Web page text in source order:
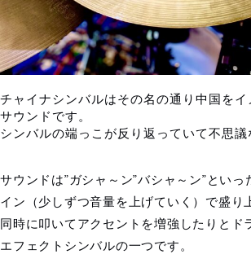
チャイナシンバルはその名の通り中国を
サウンドです。
シンバルの端っこが反り返っていて不思議
サウンドは”ガシャ～ン”バシャ～ン”とい
イン（少しずつ音量を上げていく）で盛り
同時に叩いてアクセントを増強したりとド
エフェクトシンバルの一つです。